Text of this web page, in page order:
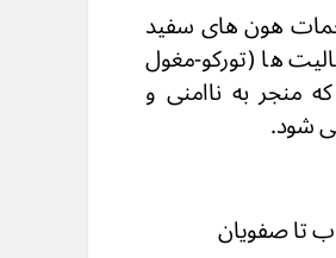
هون های سفید
ها (تورکو-مغول
که منجر به ناامنی و
شود.
تا صفویان